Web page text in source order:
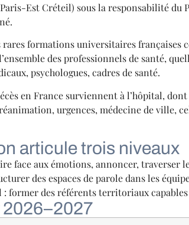
Est Créteil) sous la responsabilité du
rares formations universitaires françaises
des professionnels de santé,
psychologues, cadres de santé.
en France surviennent à l’hôpital,
urgences, médecine de ville,
articule trois niveaux
face aux émotions, annoncer, traverser
des espaces de parole dans les
former des référents territoriaux